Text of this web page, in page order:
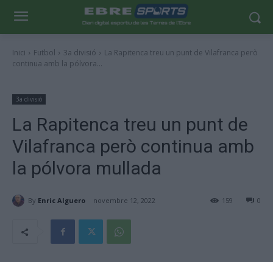
Inici Futbol 3a divisió
La Rapitenca treu un punt de Vilafranca però
continua amb la pólvora...
3a divisió
La Rapitenca treu un punt de
Vilafranca però continua amb
la pólvora mullada
By Enric Alguero novembre 12, 2022 0
159